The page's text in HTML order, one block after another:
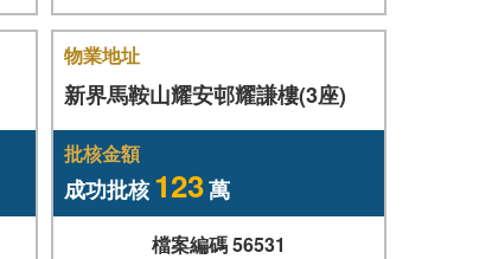
物業地址
新界馬鞍山耀安邨耀謙樓(3座)
批核金額
成功批核123萬
檔案編碼 56531